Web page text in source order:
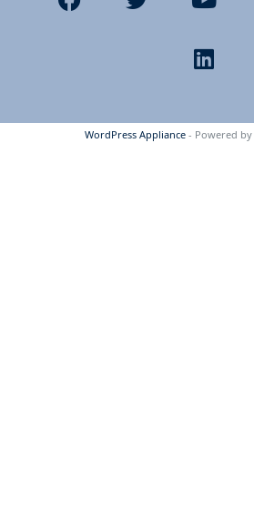
WordPress Appliance - Powered by